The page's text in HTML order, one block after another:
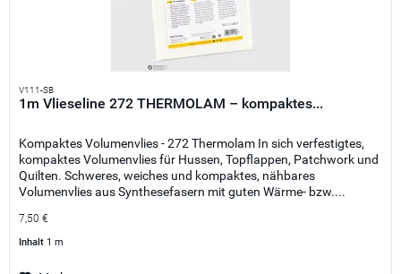
V111-SB
1m Vlieseline 272 THERMOLAM – kompaktes...
Kompaktes Volumenvlies - 272 Thermolam In sich verfestigtes,
kompaktes Volumenvlies für Hussen, Topflappen, Patchwork und
Quilten. Schweres, weiches und kompaktes, nähbares
Volumenvlies aus Synthesefasern mit guten Wärme- bzw....
7,50 €
Inhalt 1 m